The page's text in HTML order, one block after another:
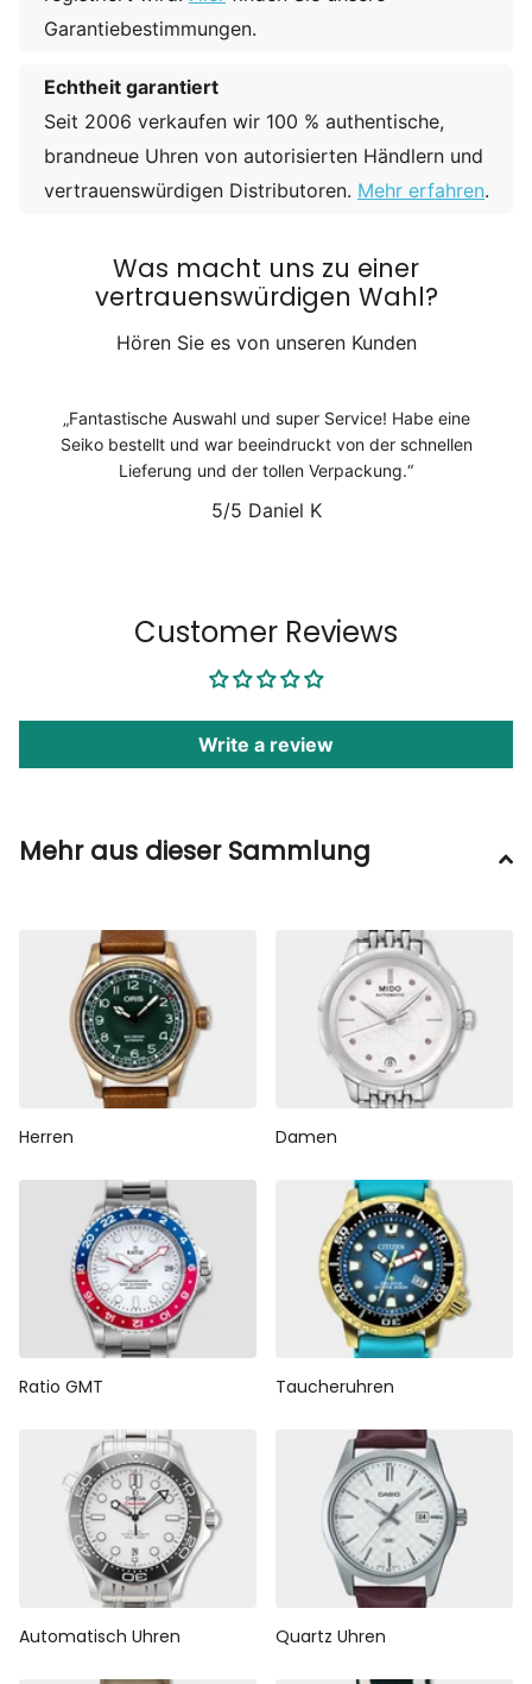
Garantiebestimmungen.
Echtheit garantiert
Seit 2006 verkaufen wir 100 % authentische,
brandneue Uhren von autorisierten Händlern und
vertrauenswürdigen Distributoren. Mehr erfahren.
Was macht uns zu einer
vertrauenswürdigen Wahl?
Hören Sie es von unseren Kunden
Fantastische Auswahl und super Service! Habe eine
Seiko bestellt und war beeindruckt von der schnellen
Lieferung und der tollen Verpackung.
5/5 Daniel K
Customer Reviews
Write a review
Mehr aus dieser Sammlung
Herren Damen
Ratio GMT Taucheruhren
Automatisch Uhren Quartz Uhren